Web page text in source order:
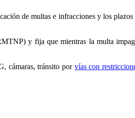
de multas e infracciones y los
y fija que mientras la multa
cámaras, tránsito por vías con